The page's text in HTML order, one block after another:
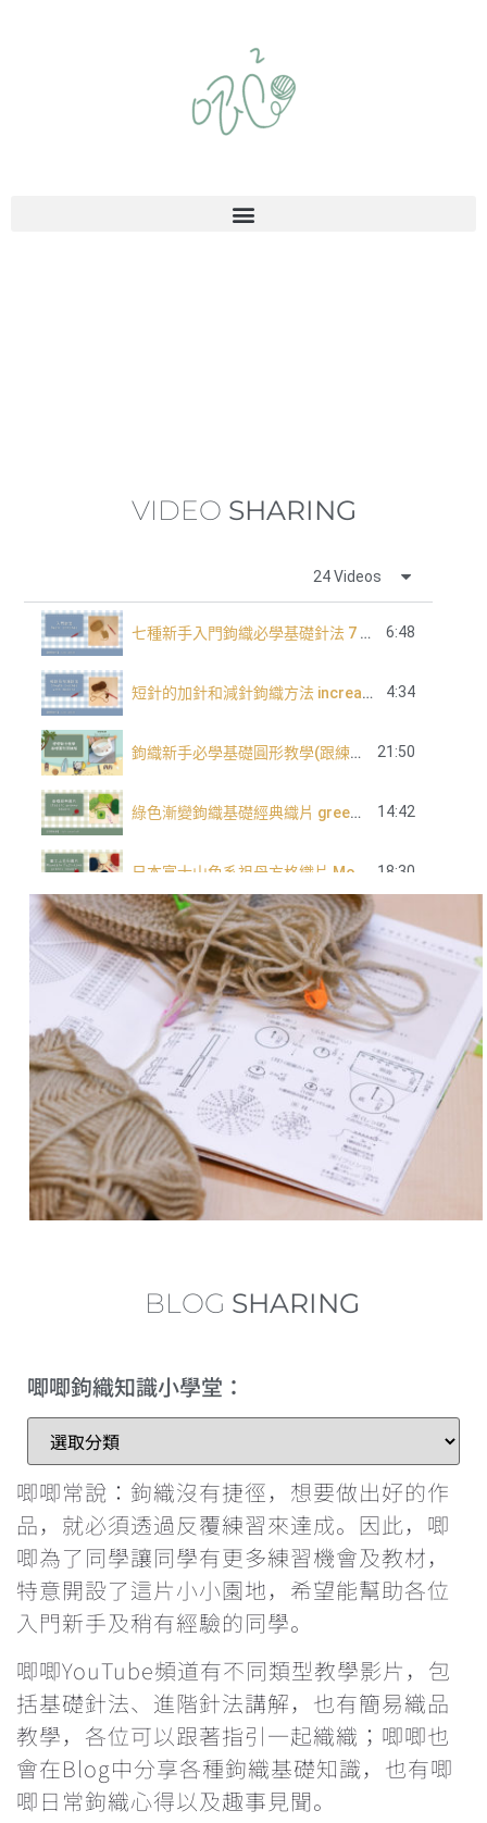
VIDEO SHARING
24 Videos
七種新手入門鉤織必學基礎針法 7 basic crochet stitch for beginners 6:48
短針的加針和減針鉤織方法 increase and decrease of single crochet 4:34
鉤織新手必學基礎圓形教學(跟練版) 21:50
綠色漸變鉤織基礎經典織片 green tone classic granny square 14:42
18:30
長針的加針及減針 increase and decrease of double crochet
中長針的加針及減針 increase and decrease of half double crochet
內鉤短針及外鉤短針的鉤織做法教學 How to make fbsc and bpsc for crochet
內鉤長針及外鉤長針的鉤織做法教學 How to make fbdc and bpdc for crochet
短針及長針的延長針法鉤織做法教學 How to make extended single crochet and extended double crochet
繞線後到底要拉多高？
鉤針要怎麼選？不同材質有甚麼分別？
每次繞線過圈時都卡關，怎麼辦？
鉤織玩偶一定要學會隱形減針的做法
為甚麼鉤織會引致手痛？手痛該怎麼辦？
雙色鎖針的做法
BLOG SHARING
唧唧鉤織知識小學堂：
唧唧常說：鉤織沒有捷徑，想要做出好的作
品，就必須透過反覆練習來達成。因此，唧
唧為了同學讓同學有更多練習機會及教材，
特意開設了這片小小園地，希望能幫助各位
入門新手及稍有經驗的同學。
唧唧YouTube頻道有不同類型教學影片，包
括基礎針法、進階針法講解，也有簡易織品
教學，各位可以跟著指引一起織織；唧唧也
會在Blog中分享各種鉤織基礎知識，也有唧
唧日常鉤織心得以及趣事見聞。